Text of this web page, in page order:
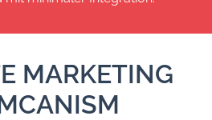
MARKETING